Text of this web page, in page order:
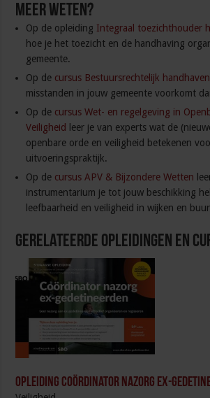
Meer weten?
Op de opleiding Integraal toezichthouder
hoe je het toezicht en de handhaving
gemeente.
Op de cursus Bestuursrechtelijk handhaven
misstanden in jouw gemeente voorkomt
Op de cursus Wet- en regelgeving in
Veiligheid
leer je van experts wat de
openbare orde en veiligheid betekenen
uitvoeringspraktijk.
Op de cursus APV & Bijzondere Wetten
instrumentarium je tot jouw beschikking
leefbaarheid en veiligheid in wijken en
Gerelateerde Opleidingen en
Opleiding Coördinator nazorg ex-